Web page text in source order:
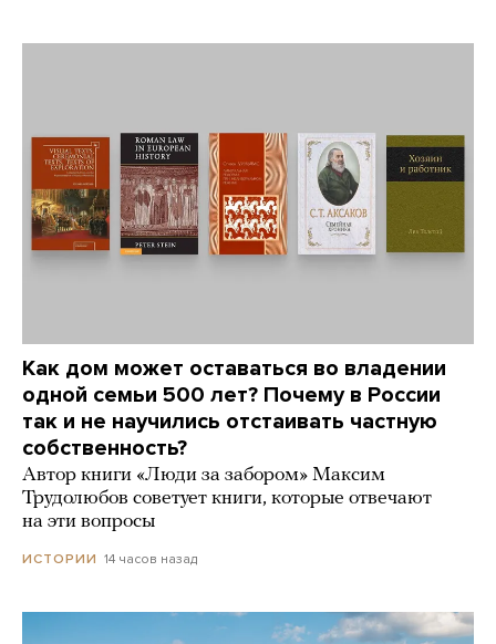
Как дом может оставаться во владении
одной семьи 500 лет? Почему в России
так и не научились отстаивать частную
собственность?
Автор книги «Люди за забором» Максим
Трудолюбов советует книги, которые отвечают
на эти вопросы
ИСТОРИИ 14 часов назад